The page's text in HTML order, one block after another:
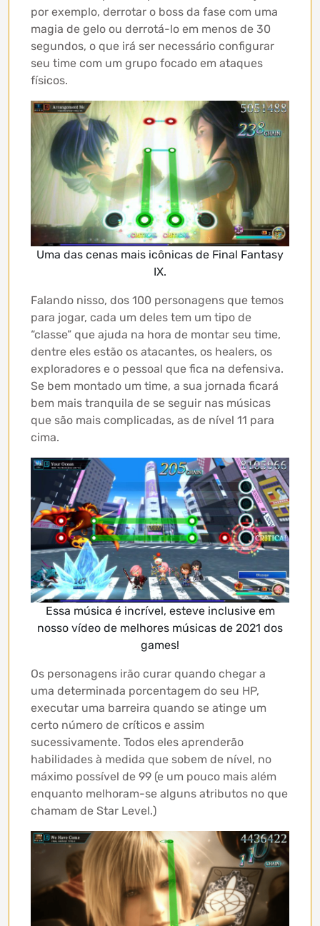
por exemplo, derrotar o boss da fase com uma
magia de gelo ou derrotá-lo em menos de 30
segundos, o que irá ser necessário configurar
seu time com um grupo focado em ataques
físicos.
Uma das cenas mais icônicas de Final Fantasy
IX.
Falando nisso, dos 100 personagens que temos
para jogar, cada um deles tem um tipo de
“classe” que ajuda na hora de montar seu time,
dentre eles estão os atacantes, os healers, os
exploradores e o pessoal que fica na defensiva.
Se bem montado um time, a sua jornada ficará
bem mais tranquila de se seguir nas músicas
que são mais complicadas, as de nível 11 para
cima.
Essa música é incrível, esteve inclusive em
nosso vídeo de melhores músicas de 2021 dos
games!
Os personagens irão curar quando chegar a
uma determinada porcentagem do seu HP,
executar uma barreira quando se atinge um
certo número de críticos e assim
sucessivamente. Todos eles aprenderão
habilidades à medida que sobem de nível, no
máximo possível de 99 (e um pouco mais além
enquanto melhoram-se alguns atributos no que
chamam de Star Level.)